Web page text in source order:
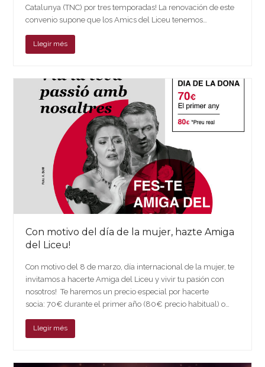
Catalunya (TNC) por tres temporadas! La renovación de este
convenio supone que los Amics del Liceu tenemos…
Llegir més
Con motivo del día de la mujer, hazte Amiga
del Liceu!
Con motivo del 8 de marzo, día internacional de la mujer, te
invitamos a hacerte Amiga del Liceu y vivir tu pasión con
nosotros! Te haremos un precio especial por hacerte
socia: 70€ durante el primer año (80€ precio habitual) o…
Llegir més